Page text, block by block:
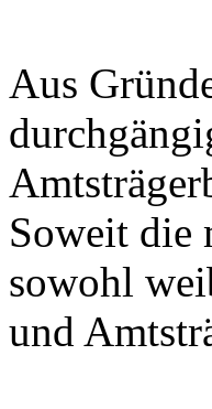
Aus
Soweit die
sowohl
und